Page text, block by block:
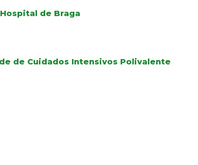
de Braga
de Cuidados Intensivos Polivalente